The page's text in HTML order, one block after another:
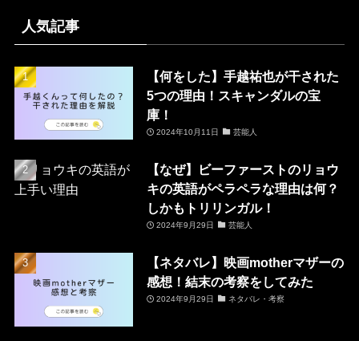
人気記事
【何をした】手越祐也が干された
5つの理由！スキャンダルの宝
庫！
2024年10月11日 芸能人
【なぜ】ビーファーストのリョウ
キの英語がペラペラな理由は何？
しかもトリリンガル！
2024年9月29日 芸能人
【ネタバレ】映画motherマザーの
感想！結末の考察をしてみた
2024年9月29日 ネタバレ・考察